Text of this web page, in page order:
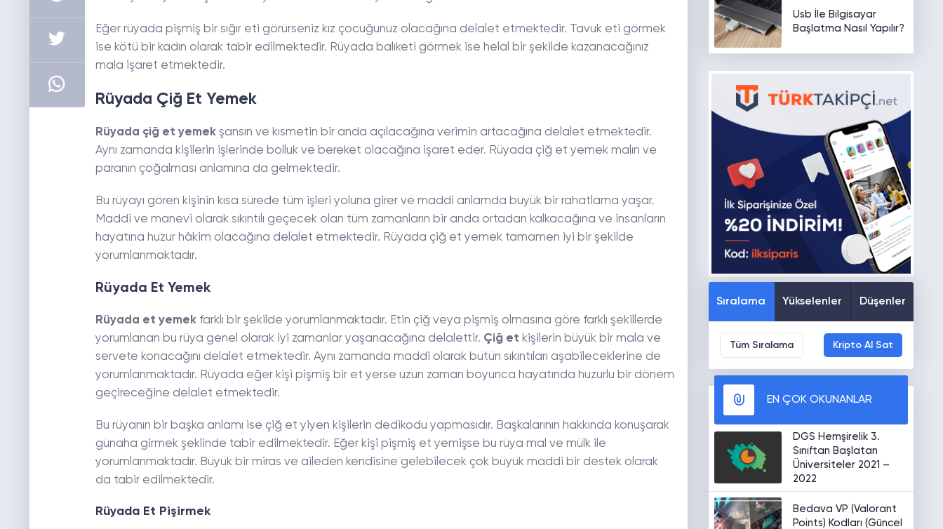
Eğer rüyada pişmiş bir sığır eti görürseniz kız çocuğunuz olacağına delalet etmektedir. Tavuk eti görmek
ise kötü bir kadın olarak tabir edilmektedir. Rüyada balıketi görmek ise helal bir şekilde kazanacağınız
mala işaret etmektedir.
Rüyada Çiğ Et Yemek
Rüyada çiğ et yemekşansın ve kısmetin bir anda açılacağına verimin artacağına delalet etmektedir.
Aynı zamanda kişilerin işlerinde bolluk ve bereket olacağına işaret eder. Rüyada çiğ et yemek malın ve
paranın çoğalması anlamına da gelmektedir.
Bu rüyayı gören kişinin kısa sürede tüm işleri yoluna girer ve maddi anlamda büyük bir rahatlama yaşar.
Maddi ve manevi olarak sıkıntılı geçecek olan tüm zamanların bir anda ortadan kalkacağına ve insanların
hayatına huzur hâkim olacağına delalet etmektedir. Rüyada çiğ et yemek tamamen iyi bir şekilde
yorumlanmaktadır.
Rüyada Et Yemek
Rüyada et yemekfarklı bir şekilde yorumlanmaktadır. Etin çiğ veya pişmiş olmasına göre farklı şekillerde
yorumlanan bu rüya genel olarak iyi zamanlar yaşanacağına delalettir. Çiğ et kişilerin büyük bir mala ve
servete konacağını delalet etmektedir. Aynı zamanda maddi olarak bütün sıkıntıları aşabileceklerine de
yorumlanmaktadır. Rüyada eğer kişi pişmiş bir et yerse uzun zaman boyunca hayatında huzurlu bir dönem
geçireceğine delalet etmektedir.
Bu rüyanın bir başka anlamı ise çiğ et yiyen kişilerin dedikodu yapmasıdır. Başkalarının hakkında konuşarak
günaha girmek şeklinde tabir edilmektedir. Eğer kişi pişmiş et yemişse bu rüya mal ve mülk ile
yorumlanmaktadır. Büyük bir miras ve aileden kendisine gelebilecek çok büyük maddi bir destek olarak
da tabir edilmektedir.
Rüyada Et Pişirmek
Usb İle Bilgisayar
Başlatma Nasıl Yapılır?
Sıralama Yükselenler Düşenler
Tüm Sıralama Kripto Al Sat
EN ÇOK OKUNANLAR
DGS Hemşirelik 3.
Sınıftan Başlatan
Üniversiteler 2021 –
2022
Bedava VP (Valorant
Points) Kodları (Güncel